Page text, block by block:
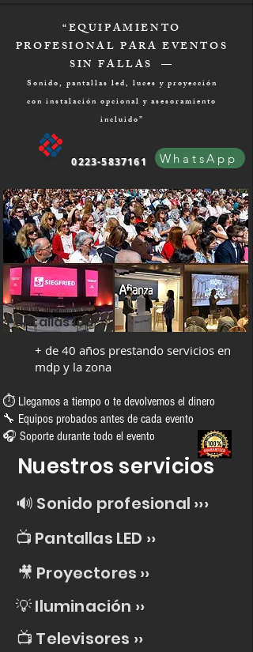
WhatsApp
⏱ Llegamos a tiempo o te devolvemos el dinero
🔧 Equipos probados antes de cada evento
🎧 Soporte durante todo el evento
+ de 40 años prestando servicios en
mdp y la zona
“EQUIPAMIENTO
PROFESIONAL PARA EVENTOS
SIN FALLAS —
Sonido, pantallas led, luces y proyección
con instalación opcional y asesoramiento
incluido”
0223-5837161
🔊 Sonido profesional ›››
Nuestros servicios
Pantallas led
📺 Pantallas LED ››
🎥 Proyectores ››
💡 Iluminación ››
📺 Televisores ››